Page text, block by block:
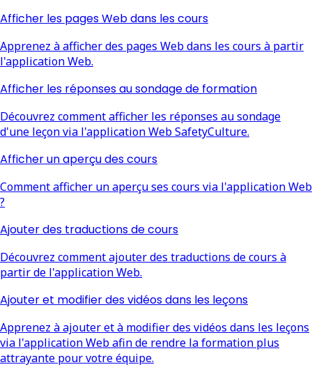
Afficher les pages Web dans les cours
Apprenez à afficher des pages Web dans les cours à partir
l'application Web.
Afficher les réponses au sondage de formation
Découvrez comment afficher les réponses au sondage
d'une leçon via l'application Web SafetyCulture.
Afficher un aperçu des cours
Comment afficher un aperçu ses cours via l'application Web
?
Ajouter des traductions de cours
Découvrez comment ajouter des traductions de cours à
partir de l'application Web.
Ajouter et modifier des vidéos dans les leçons
Apprenez à ajouter et à modifier des vidéos dans les leçons
via l'application Web afin de rendre la formation plus
attrayante pour votre équipe.